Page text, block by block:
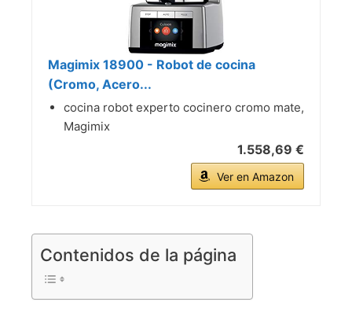
Magimix 18900 - Robot de cocina
(Cromo, Acero...
cocina robot experto cocinero cromo mate,
Magimix
1.558,69 €
Ver en Amazon
Contenidos de la página